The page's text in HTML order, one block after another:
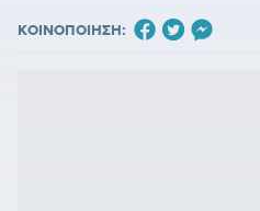
ΚΟΙΝΟΠΟΙΗΣΗ: